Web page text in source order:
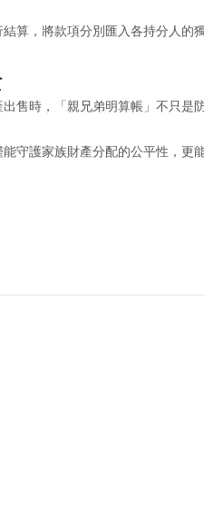
算，將款項分別匯入各持分人的
售時，「親兄弟明算帳」不只是
守護家族財產分配的公平性，更